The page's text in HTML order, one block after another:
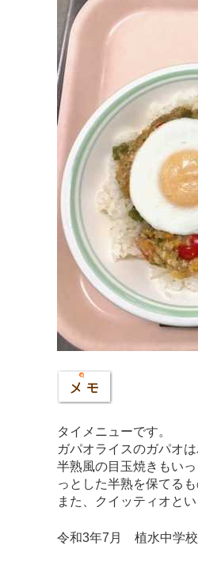
タイメニューです。
ガパオライスのガパオ
半熟風の目玉焼きもい
っとした半熟を保てるも
また、クイッティオと
令和3年7月 植水中学